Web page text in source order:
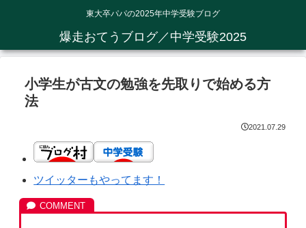
東大卒パパの2025年中学受験ブログ
爆走おてうブログ／中学受験2025
小学生が古文の勉強を先取りで始める方
法
2021.07.29
ツイッターもやってます！